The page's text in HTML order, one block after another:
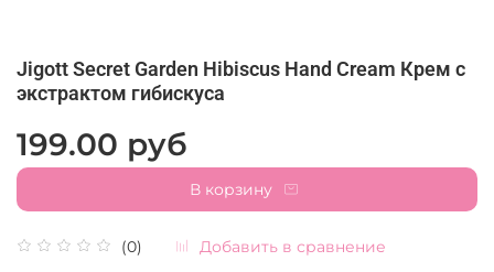
Jigott Secret Garden Hibiscus Hand Cream Крем с
экстрактом гибискуса
(0) Добавить в сравнение
199.00 руб
В корзину